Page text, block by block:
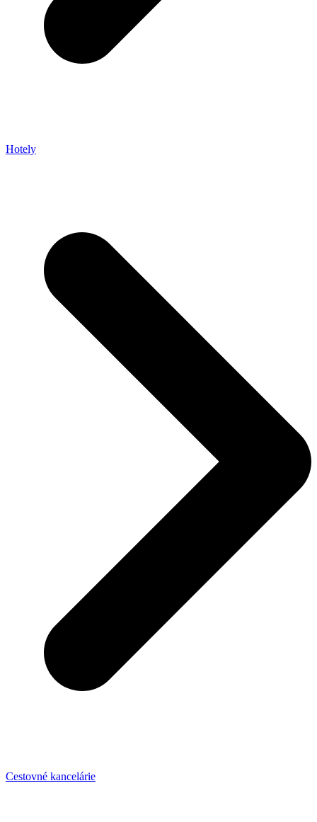
Hotely
Cestovné kancelárie